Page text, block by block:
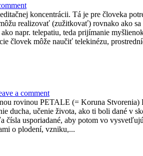
koncentrácii. Tá je pre človeka
realizovať (zužitkovať) rovnako ako
napr. telepatiu, teda prijímanie
človek môže naučiť telekinézu,
a comment
rovinou PETALE (= Koruna
ducha, učenie života, ako ti boli dané v
čísla usporiadané, aby potom vo
o plodení, vzniku,...